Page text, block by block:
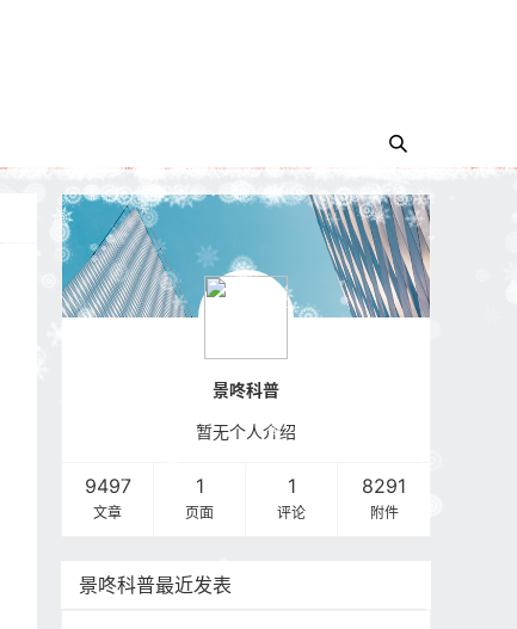
景咚科普
暂无个人介绍
9497
文章
1
页面
1
评论
8291
附件
景咚科普最近发表